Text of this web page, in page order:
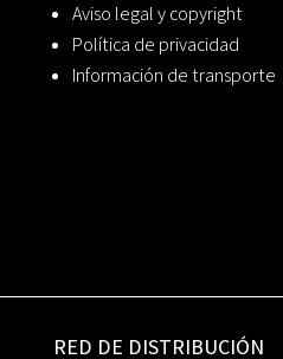
Aviso legal y copyright
Política de privacidad
Información de transporte
RED DE DISTRIBUCIÓN